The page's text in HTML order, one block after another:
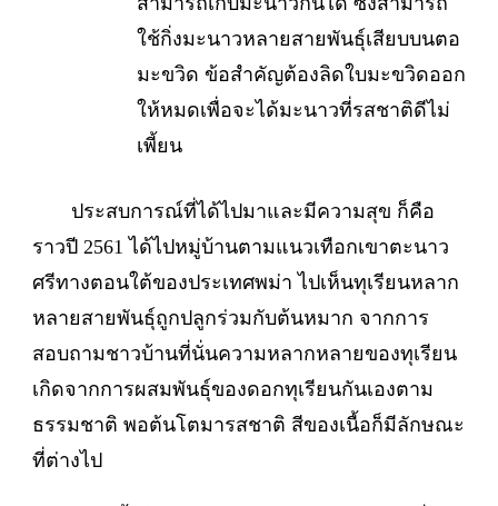
ใช้กิ่งมะนาวหลายสายพันธุ์เสียบบนตอ
มะขวิด ข้อสำคัญต้องลิดใบมะขวิดออก
ให้หมดเพื่อจะได้มะนาวที่รสชาติดีไม่
เพี้ยน
ประสบการณ์ที่ได้ไปมาและมีความสุข ก็คือ
ราวปี 2561 ได้ไปหมู่บ้านตามแนวเทือกเขาตะนาว
ศรีทางตอนใต้ของประเทศพม่า ไปเห็นทุเรียนหลาก
หลายสายพันธุ์ถูกปลูกร่วมกับต้นหมาก จากการ
สอบถามชาวบ้านที่นั่นความหลากหลายของทุเรียน
เกิดจากการผสมพันธุ์ของดอกทุเรียนกันเองตาม
ธรรมชาติ พอต้นโตมารสชาติ สีของเนื้อก็มีลักษณะ
ที่ต่างไป